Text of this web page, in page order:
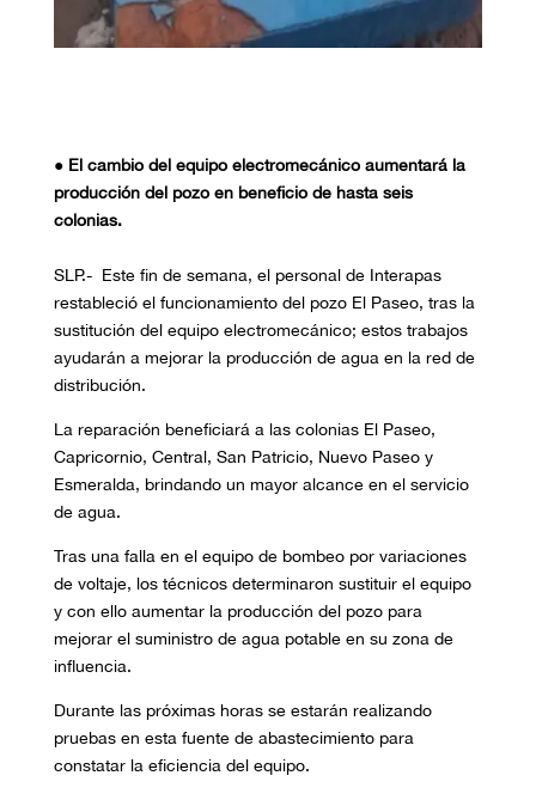
● El cambio del equipo electromecánico aumentará la
producción del pozo en beneficio de hasta seis
colonias.
SLP.- Este fin de semana, el personal de Interapas
restableció el funcionamiento del pozo El Paseo, tras la
sustitución del equipo electromecánico; estos trabajos
ayudarán a mejorar la producción de agua en la red de
distribución.
La reparación beneficiará a las colonias El Paseo,
Capricornio, Central, San Patricio, Nuevo Paseo y
Esmeralda, brindando un mayor alcance en el servicio
de agua.
Tras una falla en el equipo de bombeo por variaciones
de voltaje, los técnicos determinaron sustituir el equipo
y con ello aumentar la producción del pozo para
mejorar el suministro de agua potable en su zona de
influencia.
Durante las próximas horas se estarán realizando
pruebas en esta fuente de abastecimiento para
constatar la eficiencia del equipo.